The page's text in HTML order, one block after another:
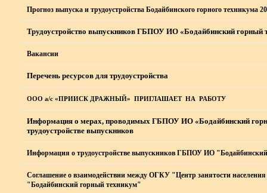
Прогноз выпуска и трудоустройства Бодайбинского горного техникума
Трудоустройство выпускников ГБПОУ ИО «Бодайбинский горный
Вакансии
Перечень ресурсов для трудоустройства
ООО а/с «ПРИИСК ДРАЖНЫЙ» ПРИГЛАШАЕТ НА РАБОТУ
Информация о мерах, проводимых ГБПОУ ИО «Бодайбинский
трудоустройстве выпускников
Информация о трудоустройстве выпускников ГБПОУ ИО
Соглашение о взаимодействии между ОГКУ "Центр занятости
"Бодайбинский горный техникум"